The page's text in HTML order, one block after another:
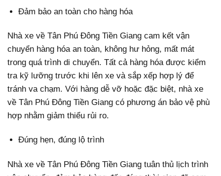
Đảm bảo an toàn cho hàng hóa
Nhà xe về Tân Phú Đông Tiền Giang cam kết vận
chuyển hàng hóa an toàn, không hư hỏng, mất mát
trong quá trình di chuyển. Tất cả hàng hóa được kiểm
tra kỹ lưỡng trước khi lên xe và sắp xếp hợp lý để
tránh va chạm. Với hàng dễ vỡ hoặc đặc biệt, nhà xe
về Tân Phú Đông Tiền Giang có phương án bảo vệ phù
hợp nhằm giảm thiểu rủi ro.
Đúng hẹn, đúng lộ trình
Nhà xe về Tân Phú Đông Tiền Giang tuân thủ lịch trình